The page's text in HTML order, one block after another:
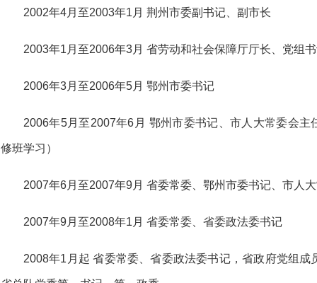
2002年4月至2003年1月 荆州市委副书记、副市长
2003年1月至2006年3月 省劳动和社会保障厅厅长、党组
2006年3月至2006年5月 鄂州市委书记
2006年5月至2007年6月 鄂州市委书记、市人大常委会
修班学习）
2007年6月至2007年9月 省委常委、鄂州市委书记、市人
2007年9月至2008年1月 省委常委、省委政法委书记
2008年1月起 省委常委、省委政法委书记，省政府党组